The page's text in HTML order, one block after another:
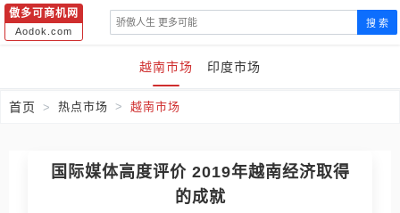
傲多可商机网
Aodok.com
搜 索
越南市场 印度市场
首页 热点市场 越南市场
国际媒体高度评价 2019年越南经济取得
的成就